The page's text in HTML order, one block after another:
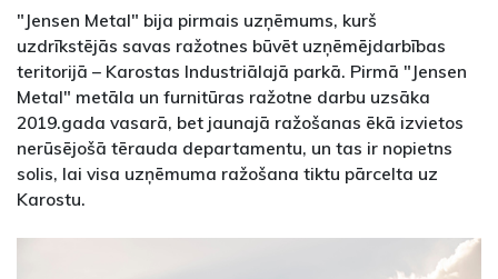
"Jensen Metal" bija pirmais uzņēmums, kurš
uzdrīkstējās savas ražotnes būvēt uzņēmējdarbības
teritorijā – Karostas Industriālajā parkā. Pirmā "Jensen
Metal" metāla un furnitūras ražotne darbu uzsāka
2019.gada vasarā, bet jaunajā ražošanas ēkā izvietos
nerūsējošā tērauda departamentu, un tas ir nopietns
solis, lai visa uzņēmuma ražošana tiktu pārcelta uz
Karostu.